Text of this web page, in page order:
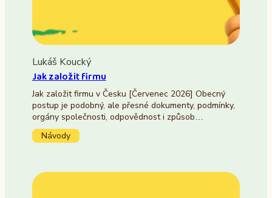
Lukáš Koucký
Jak založit firmu
Jak založit firmu v Česku [Červenec 2026] Obecný
postup je podobný, ale přesné dokumenty, podmínky,
orgány společnosti, odpovědnost i způsob…
Návody